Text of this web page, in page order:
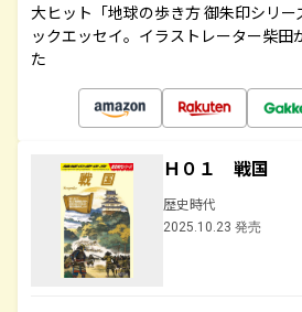
大ヒット「地球の歩き方 御朱印シリー
ックエッセイ。イラストレーター柴田
た
Ｈ０１ 戦国
歴史時代
2025.10.23 発売